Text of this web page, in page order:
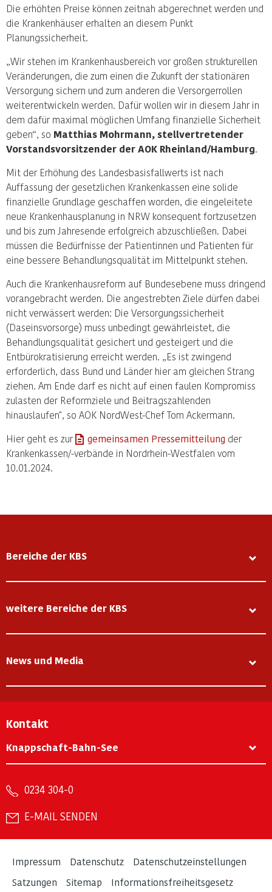
Die erhöhten Preise können zeitnah abgerechnet werden und
die Krankenhäuser erhalten an diesem Punkt
Planungssicherheit.
„Wir stehen im Krankenhausbereich vor großen strukturellen
Veränderungen, die zum einen die Zukunft der stationären
Versorgung sichern und zum anderen die Versorgerrollen
weiterentwickeln werden. Dafür wollen wir in diesem Jahr in
dem dafür maximal möglichen Umfang finanzielle Sicherheit
geben“, so Matthias Mohrmann, stellvertretender
Vorstandsvorsitzender der AOK Rheinland/Hamburg.
Mit der Erhöhung des Landesbasisfallwerts ist nach
Auffassung der gesetzlichen Krankenkassen eine solide
finanzielle Grundlage geschaffen worden, die eingeleitete
neue Krankenhausplanung in NRW konsequent fortzusetzen
und bis zum Jahresende erfolgreich abzuschließen. Dabei
müssen die Bedürfnisse der Patientinnen und Patienten für
eine bessere Behandlungsqualität im Mittelpunkt stehen.
Auch die Krankenhausreform auf Bundesebene muss dringend
vorangebracht werden. Die angestrebten Ziele dürfen dabei
nicht verwässert werden: Die Versorgungssicherheit
(Daseinsvorsorge) muss unbedingt gewährleistet, die
Behandlungsqualität gesichert und gesteigert und die
Entbürokratisierung erreicht werden. „Es ist zwingend
erforderlich, dass Bund und Länder hier am gleichen Strang
ziehen. Am Ende darf es nicht auf einen faulen Kompromiss
zulasten der Reformziele und Beitragszahlenden
hinauslaufen", so AOK NordWest-Chef Tom Ackermann.
Hier geht es zur gemeinsamen Pressemitteilung der
Krankenkassen/-verbände in Nordrhein-Westfalen vom
10.01.2024.
Bereiche der KBS
weitere Bereiche der KBS
News und Media
Kontakt
Knappschaft-Bahn-See
0234 304-0
E-MAIL SENDEN
Impressum Datenschutz
Datenschutzeinstellungen
Satzungen
Sitemap Informationsfreiheitsgesetz